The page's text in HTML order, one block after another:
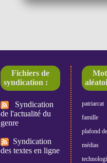
Fichiers de
syndication :
Syndication
de l'actualité du
genre
Syndication
des textes en ligne
patriarcat
famille
plafond
médias